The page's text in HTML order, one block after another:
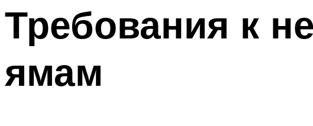
Требования к
ямам